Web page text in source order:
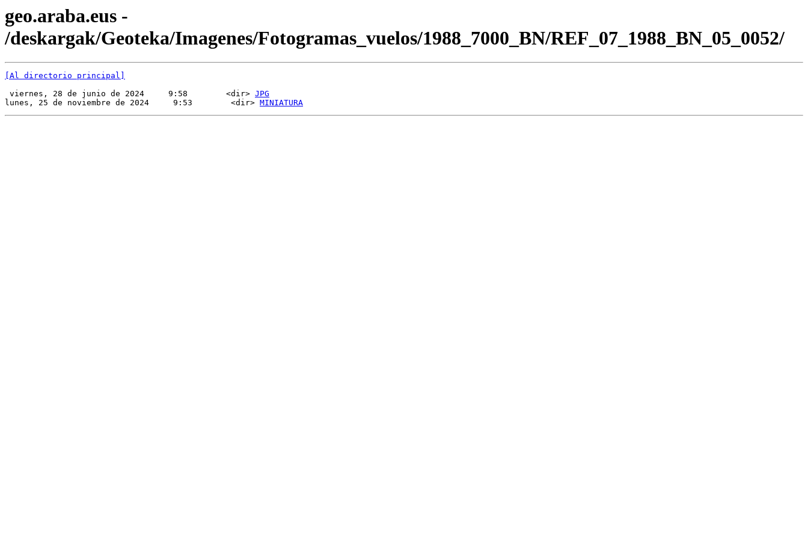
geo.araba.eus -
/deskargak/Geoteka/Imagenes/Fotogramas_vuelos/1988_7000_BN/REF_07_1988_BN_05_0052/
[Al directorio principal]
viernes, 28 de junio de 2024     9:58        <dir> JPG
lunes, 25 de noviembre de 2024     9:53        <dir> MINIATURA